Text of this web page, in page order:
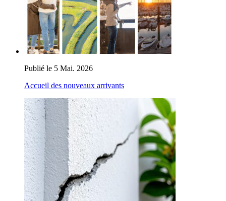
Publié le 5 Mai. 2026
Accueil des nouveaux arrivants